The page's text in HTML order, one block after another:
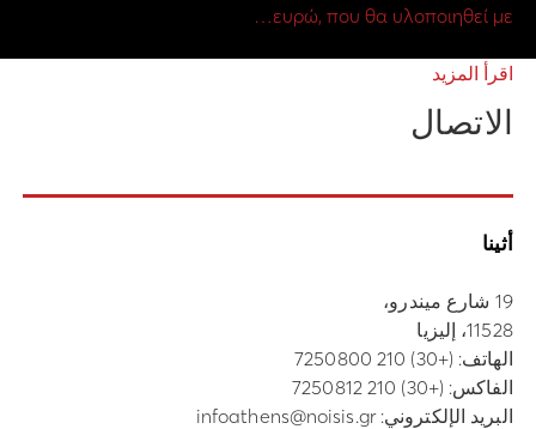
ευρώ, που θα υλοποιηθεί με…
اقرأ المزيد
الاتصال
أثينا
19 شارع ميندرو،
11528، إليزيا
الهاتف: (+30) 210 7250800
الفاكس: (+30) 210 7250812
البريد الإلكتروني:infoathens@noisis.gr